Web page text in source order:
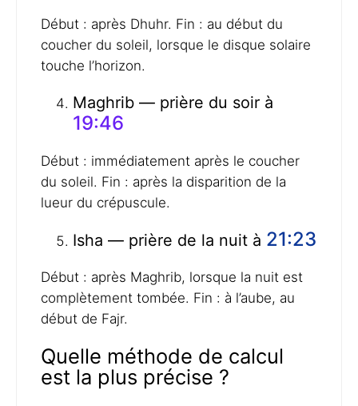
Début : après Dhuhr. Fin : au début du
coucher du soleil, lorsque le disque solaire
touche l’horizon.
Maghrib — prière du soir à
19:46
Début : immédiatement après le coucher
du soleil. Fin : après la disparition de la
lueur du crépuscule.
Isha — prière de la nuit à 21:23
Début : après Maghrib, lorsque la nuit est
complètement tombée. Fin : à l’aube, au
début de Fajr.
Quelle méthode de calcul
est la plus précise ?